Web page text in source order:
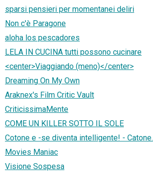
sparsi pensieri per momentanei deliri
Non c'è Paragone
aloha los pescadores
LELA IN CUCINA tutti possono cucinare
<center>Viaggiando (meno)</center>
Dreaming On My Own
Araknex's Film Critic Vault
CriticissimaMente
COME UN KILLER SOTTO IL SOLE
Cotone e -se diventa intelligente! - Catone.
Movies Maniac
Visione Sospesa